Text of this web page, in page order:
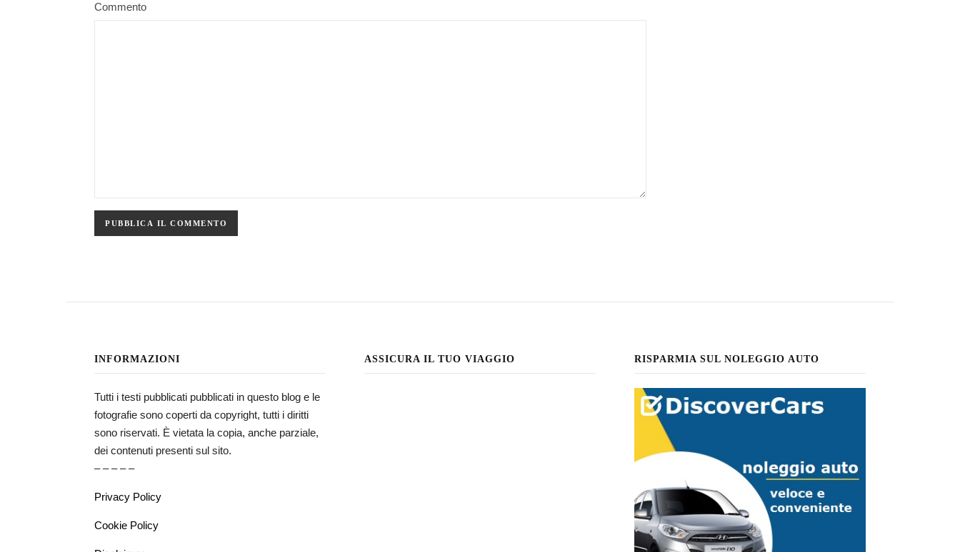
Commento
INFORMAZIONI
Tutti i testi pubblicati pubblicati in questo blog e le
fotografie sono coperti da copyright, tutti i diritti
sono riservati. È vietata la copia, anche parziale,
dei contenuti presenti sul sito.
– – – – –
Privacy Policy
Cookie Policy
ASSICURA IL TUO VIAGGIO RISPARMIA SUL NOLEGGIO AUTO